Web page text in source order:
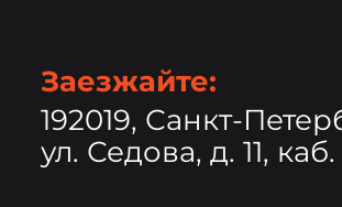
Заезжайте:
192019, Санкт-
ул. Седова, д. 11,